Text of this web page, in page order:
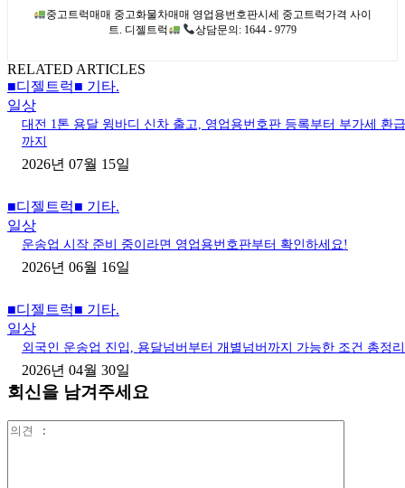
중고트럭매매 중고화물차매매 영업용번호판시세 중고트럭가격 사이
트. 디젤트럭
상담문의: 1644 - 9779
RELATED ARTICLES
■디젤트럭■ 기타.
일상
대전 1톤 용달 윙바디 신차 출고, 영업용번호판 등록부터 부가세 환급
까지
2026년 07월 15일
■디젤트럭■ 기타.
일상
운송업 시작 준비 중이라면 영업용번호판부터 확인하세요!
2026년 06월 16일
■디젤트럭■ 기타.
일상
외국인 운송업 진입, 용달넘버부터 개별넘버까지 가능한 조건 총정리
2026년 04월 30일
회신을 남겨주세요